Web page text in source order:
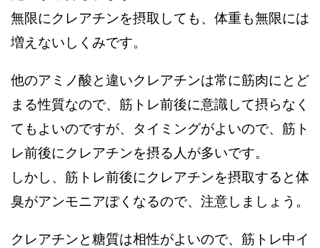
無限にクレアチンを摂取しても、体重も無限には
増えないしくみです。
他のアミノ酸と違いクレアチンは常に筋肉にとど
まる性質なので、筋トレ前後に意識して摂らなく
てもよいのですが、タイミングがよいので、筋ト
レ前後にクレアチンを摂る人が多いです。
しかし、筋トレ前後にクレアチンを摂取すると体
臭がアンモニアぽくなるので、注意しましょう。
クレアチンと糖質は相性がよいので、筋トレ中イ